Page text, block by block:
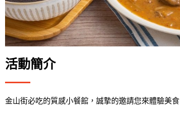
活動簡介
金山街必吃的質感小餐館，誠摯的邀請您來體驗美食